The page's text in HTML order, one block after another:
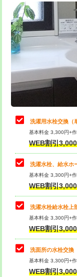
廃棄・処分
※給水管工事は
業)
給水管工事※（塩
用/3ｍまで)
給水管工事※（塩
用（追加）/3ｍ超
給水管工事※（ラ
管・ポリ管・HT
給水管工事※（ラ
管・ポリ管・HT
排水管工事（土の
業）
排水管工事（排水
排水管工事（追加
え）
マス交換（土の掘
マス交換（深さ50
マス交換（深さ50
追加トーラー機使
カメラ調査
桝清掃
止水・漏水調査・
理・調整・分解・
止水・漏水調査・
理・調整・分解・
止水・漏水調査・
理・調整・分解・
キッチンタンク脱
その他部品の脱着
交換・取付（タン
交換・取付(単水
式）)
交換・取付(混合
式・ワンホール）)
洗濯用水栓交換（
基本料金 3,300円+
WEB割引
洗濯水栓、給水ホ
基本料金 3,300円+
WEB割引
洗濯水栓給水栓上
基本料金 3,300円+
WEB割引
洗面所の水栓交換
基本料金 3,300円+
WEB割引